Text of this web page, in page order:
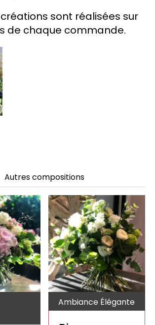
sont réalisées sur
de chaque commande.
Autres compositions
Ambiance Élégante